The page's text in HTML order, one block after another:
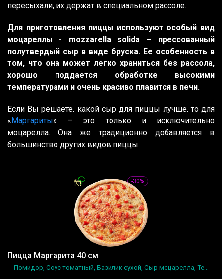
пересыхали, их держат в специальном рассоле.
Для приготовления пиццы используют особый вид
моцареллы - mozzarella solida – прессованный
полутвердый сыр в виде бруска. Ее особенность в
том, что она может легко храниться без рассола,
хорошо поддается обработке высокими
температурами и очень красиво плавится в печи.
Если Вы решаете, какой сыр для пиццы лучше, то для
«Маргариты» – это только и исключительно
моцарелла. Она же традиционно добавляется в
большинство других видов пиццы.
-30%
Пицца Маргарита 40 см
Помидор, Соус томатный, Базилик сухой, Сыр моцарелла, Те...